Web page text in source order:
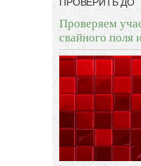
Проверяем
свайного поля